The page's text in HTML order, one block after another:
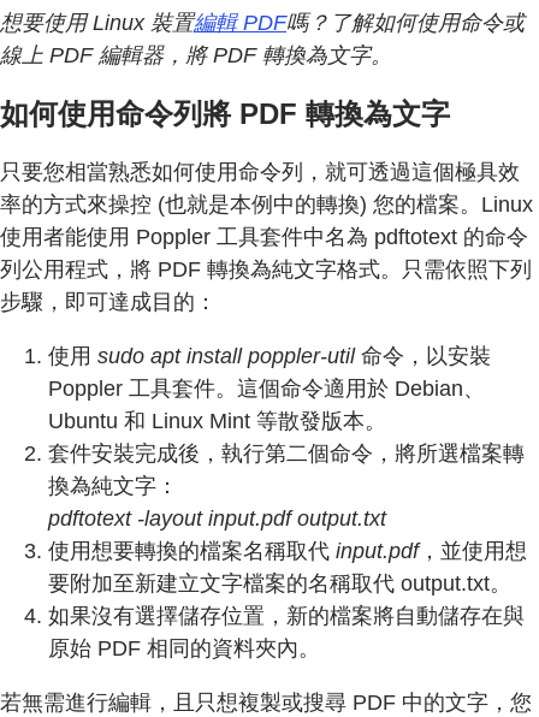
想要使用 Linux 裝置編輯 PDF嗎？了解如何使用命令或
線上 PDF 編輯器，將 PDF 轉換為文字。
如何使用命令列將 PDF 轉換為文字
只要您相當熟悉如何使用命令列，就可透過這個極具效
率的方式來操控 (也就是本例中的轉換) 您的檔案。Linux
使用者能使用 Poppler 工具套件中名為 pdftotext 的命令
列公用程式，將 PDF 轉換為純文字格式。只需依照下列
步驟，即可達成目的：
使用 sudo apt install poppler-util命令，以安裝
Poppler 工具套件。這個命令適用於 Debian、
Ubuntu 和 Linux Mint 等散發版本。
套件安裝完成後，執行第二個命令，將所選檔案轉
換為純文字：
pdftotext -layout input.pdf output.txt
使用想要轉換的檔案名稱取代 input.pdf，並使用想
要附加至新建立文字檔案的名稱取代 output.txt。
如果沒有選擇儲存位置，新的檔案將自動儲存在與
原始 PDF 相同的資料夾內。
若無需進行編輯，且只想複製或搜尋 PDF 中的文字，您